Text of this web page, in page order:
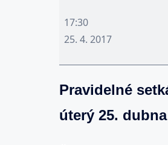
setkání
členů
exopolitiky
Praze
17:30
25. 4. 2017
Pravidelné
úterý 25.